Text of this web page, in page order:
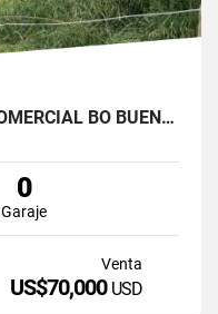
EXCELENTE LOTE EN ZONA COMERCIAL BO BUENOS AIRES
0
Garaje
Venta
US$70,000 USD